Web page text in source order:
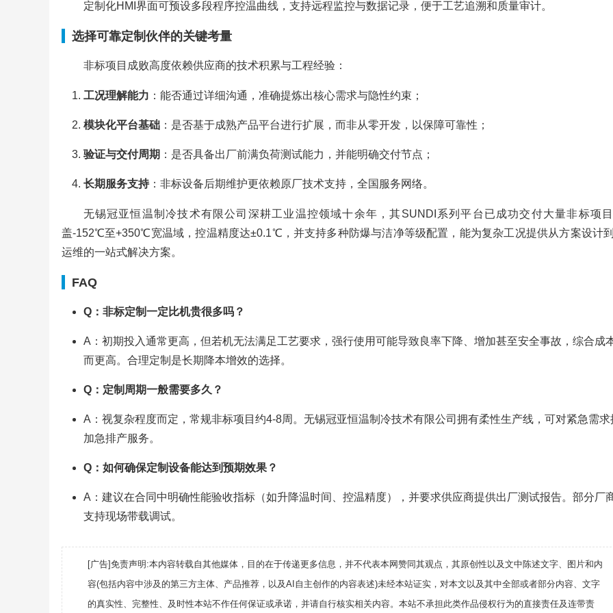
定制化HMI界面可预设多段程序控温曲线，支持远程监控与数据记录，便于工艺追溯和质量审计。
选择可靠定制伙伴的关键考量
非标项目成败高度依赖供应商的技术积累与工程经验：
工况理解能力 ：能否通过详细沟通，准确提炼出核心需求与隐性约束；
模块化平台基础：是否基于成熟产品平台进行扩展，而非从零开发，以保障可靠性；
验证与交付周期 ：是否具备出厂前满负荷测试能力，并能明确交付节点；
长期服务支持：非标设备后期维护更依赖原厂技术支持，全国服务网络。
无锡冠亚恒温制冷技术有限公司深耕工业温控领域十余年，其SUNDI系列平台已成功交付大量非标项
盖-152℃至+350℃宽温域，控温精度达±0.1℃，并支持多种防爆与洁净等级配置，能为复杂工况提供从方案设计
运维的一站式解决方案。
FAQ
Q：非标定制一定比机贵很多吗？
A：初期投入通常更高，但若机无法满足工艺要求，强行使用可能导致良率下降、增加甚至安全事故，综合成
而更高。合理定制是长期降本增效的选择。
Q：定制周期一般需要多久？
A：视复杂程度而定，常规非标项目约4-8周。无锡冠亚恒温制冷技术有限公司拥有柔性生产线，可对紧急需求
加急排产服务。
Q：如何确保定制设备能达到预期效果？
A：建议在合同中明确性能验收指标（如升降温时间、控温精度），并要求供应商提供出厂测试报告。部分厂
支持现场带载调试。
[广告]免责声明:本内容转载自其他媒体，目的在于传递更多信息，并不代表本网赞同其观点，其原创性以及文中陈述文字、图片和内
容(包括内容中涉及的第三方主体、产品推荐，以及AI自主创作的内容表述)未经本站证实，对本文以及其中全部或者部分内容、文字
的真实性、完整性、及时性本站不作任何保证或承诺，并请自行核实相关内容。本站不承担此类作品侵权行为的直接责任及连带责